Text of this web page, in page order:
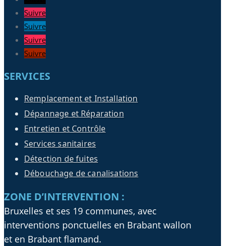
Suivre
Suivre
Suivre
Suivre
SERVICES
Remplacement et Installation
Dépannage et Réparation
Entretien et Contrôle
Services sanitaires
Détection de fuites
Débouchage de canalisations
ZONE D’INTERVENTION :
Bruxelles et ses 19 communes, avec
interventions ponctuelles en Brabant wallon
et en Brabant flamand.